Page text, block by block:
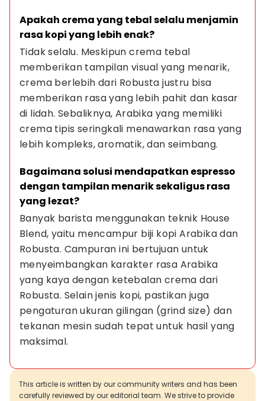
Apakah crema yang tebal selalu menjamin
rasa kopi yang lebih enak?
Tidak selalu. Meskipun crema tebal
memberikan tampilan visual yang menarik,
crema berlebih dari Robusta justru bisa
memberikan rasa yang lebih pahit dan kasar
di lidah. Sebaliknya, Arabika yang memiliki
crema tipis seringkali menawarkan rasa yang
lebih kompleks, aromatik, dan seimbang.
Bagaimana solusi mendapatkan espresso
dengan tampilan menarik sekaligus rasa
yang lezat?
Banyak barista menggunakan teknik House
Blend, yaitu mencampur biji kopi Arabika dan
Robusta. Campuran ini bertujuan untuk
menyeimbangkan karakter rasa Arabika
yang kaya dengan ketebalan crema dari
Robusta. Selain jenis kopi, pastikan juga
pengaturan ukuran gilingan (grind size) dan
tekanan mesin sudah tepat untuk hasil yang
maksimal.
This article is written by our community writers and has been
carefully reviewed by our editorial team. We strive to provide